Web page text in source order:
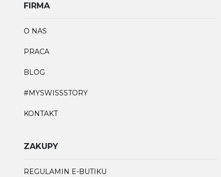
FIRMA
O NAS
PRACA
BLOG
#MYSWISSSTORY
KONTAKT
ZAKUPY
REGULAMIN E-BUTIKU